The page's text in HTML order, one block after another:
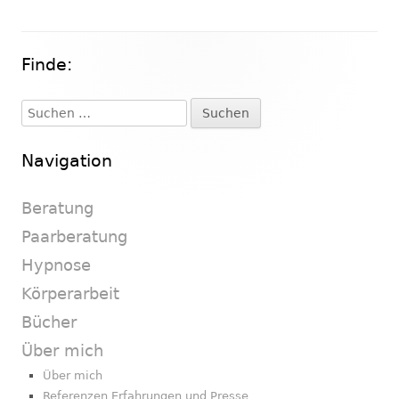
Haupt-
Seitenleiste
Finde:
Suchen
nach:
Navigation
Beratung
Paarberatung
Hypnose
Körperarbeit
Bücher
Über mich
Über mich
Referenzen Erfahrungen und Presse